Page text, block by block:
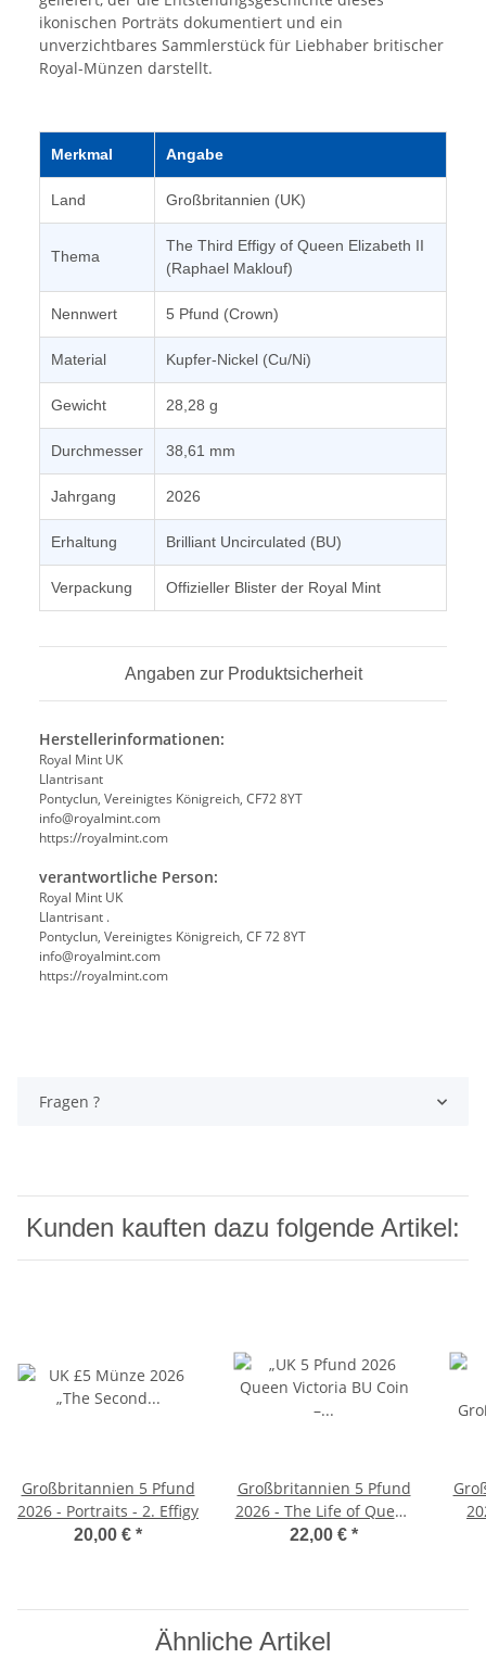
ikonischen Porträts dokumentiert und ein
unverzichtbares Sammlerstück für Liebhaber britischer
Royal-Münzen darstellt.
Merkmal Angabe
Land Großbritannien (UK)
Thema
The Third Effigy of Queen Elizabeth II
(Raphael Maklouf)
Nennwert 5 Pfund (Crown)
Material Kupfer-Nickel (Cu/Ni)
Gewicht 28,28 g
Durchmesser 38,61 mm
Jahrgang 2026
Erhaltung Brilliant Uncirculated (BU)
Verpackung Offizieller Blister der Royal Mint
Angaben zur Produktsicherheit
Herstellerinformationen:
Royal Mint UK
Llantrisant
Pontyclun, Vereinigtes Königreich, CF72 8YT
info@royalmint.com
https://royalmint.com
verantwortliche Person:
Royal Mint UK
Llantrisant .
Pontyclun, Vereinigtes Königreich, CF 72 8YT
info@royalmint.com
https://royalmint.com
Fragen ?
Kunden kauften dazu folgende Artikel:
Großbritannien 5 Pfund
2026 - Portraits - 2. Effigy
20,00 € *
Großbritannien 5 Pfund
2026 - The Life of Queen
Victoria BU
22,00 € *
Ähnliche Artikel